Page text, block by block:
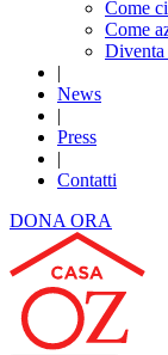
Come
Come
|
News
|
Press
|
Contatti
DONA ORA